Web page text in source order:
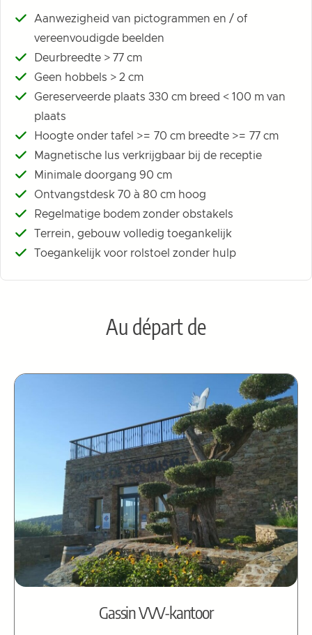
Aanwezigheid van pictogrammen en / of
vereenvoudigde beelden
Deurbreedte > 77 cm
Geen hobbels > 2 cm
Gereserveerde plaats 330 cm breed < 100 m van
plaats
Hoogte onder tafel >= 70 cm breedte >= 77 cm
Magnetische lus verkrijgbaar bij de receptie
Minimale doorgang 90 cm
Ontvangstdesk 70 à 80 cm hoog
Regelmatige bodem zonder obstakels
Terrein, gebouw volledig toegankelijk
Toegankelijk voor rolstoel zonder hulp
Au départ de
Gassin VVV-kantoor